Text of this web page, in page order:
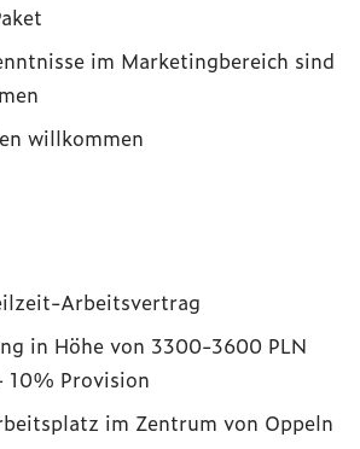
im Marketingbereich sind
willkommen
Arbeitsvertrag
in Höhe von 3300-3600 PLN
10% Provision
im Zentrum von Oppeln